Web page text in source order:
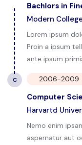
Bachlors in
Modern
Lorem ipsum
Proin a ipsum
ante ipsum
C 2006-2009
Computer
Harvartd
Nemo enim
aspernatur aut